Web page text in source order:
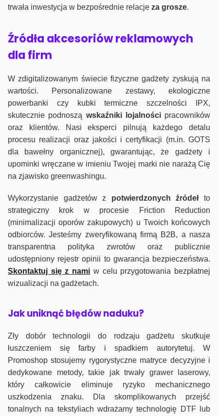
trwała inwestycja w bezpośrednie relacje za grosze.
Źródła akcesoriów reklamowych
dla firm
W zdigitalizowanym świecie fizyczne gadżety zyskują na
wartości. Personalizowane zestawy, ekologiczne
powerbanki czy kubki termiczne szczelności IPX,
skutecznie podnoszą wskaźniki lojalnościpracowników
oraz klientów. Nasi eksperci pilnują każdego detalu
procesu realizacji oraz jakości i certyfikacji (m.in. GOTS
dla bawełny organicznej), gwarantując, że gadżety i
upominki wręczane w imieniu Twojej marki nie narażą Cię
na zjawisko greenwashingu.
Wykorzystanie gadżetów z potwierdzonych źródełto
strategiczny krok w procesie Friction Reduction
(minimalizacji oporów zakupowych) u Twoich końcowych
odbiorców. Jesteśmy zweryfikowaną firmą B2B, a nasza
transparentna polityka zwrotów oraz publicznie
udostępniony rejestr opinii to gwarancja bezpieczeństwa.
Skontaktuj się z nami w celu przygotowania bezpłatnej
wizualizacji na gadżetach.
Jak uniknąć błędów naduku?
Zły dobór technologii do rodzaju gadżetu skutkuje
łuszczeniem się farby i spadkiem autorytetuj. W
Promoshop stosujemy rygorystyczne matryce decyzyjne i
dedykowane metody, takie jak trwały grawer laserowy,
który całkowicie eliminuje ryzyko mechanicznego
uszkodzenia znaku. Dla skomplikowanych przejść
tonalnych na tekstyliach wdrażamy technologię DTF lub